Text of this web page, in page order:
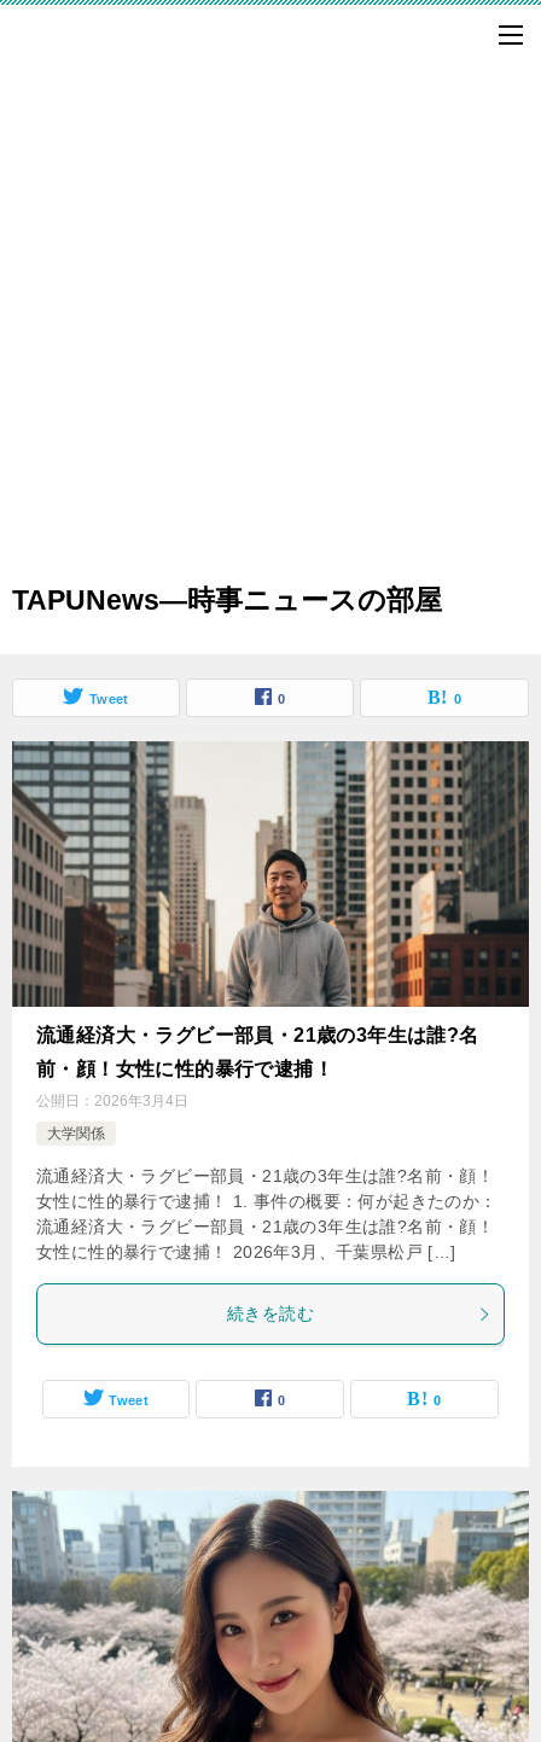
TAPUNews―時事ニュースの部屋
Tweet 0 0
流通経済大・ラグビー部員・21歳の3年生は誰?名
前・顔！女性に性的暴行で逮捕！
公開日： 2026年3月4日
大学関係
流通経済大・ラグビー部員・21歳の3年生は誰?名前・顔！
女性に性的暴行で逮捕！ 1. 事件の概要：何が起きたのか：
流通経済大・ラグビー部員・21歳の3年生は誰?名前・顔！
女性に性的暴行で逮捕！ 2026年3月、千葉県松戸 […]
続きを読む
Tweet 0 0